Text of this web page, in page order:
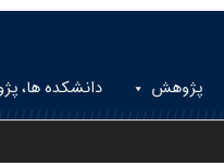
پژوهش دانشکده ها،